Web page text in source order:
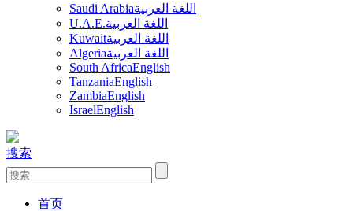
Saudi Arabiaاللغة العربية
U.A.E.اللغة العربية
Kuwaitاللغة العربية
Algeriaاللغة العربية
South AfricaEnglish
TanzaniaEnglish
ZambiaEnglish
IsraelEnglish
搜索
首页